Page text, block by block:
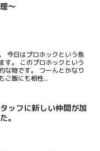
～
今日はプロホックという魚
す。 このプロホックという
な物です。 つーんとかなり
ご飯にも相性...
ッフに新しい仲間が加
。